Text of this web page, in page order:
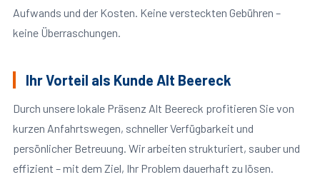
Aufwands und der Kosten. Keine versteckten Gebühren –
keine Überraschungen.
Ihr Vorteil als Kunde Alt Beereck
Durch unsere lokale Präsenz Alt Beereck profitieren Sie von
kurzen Anfahrtswegen, schneller Verfügbarkeit und
persönlicher Betreuung. Wir arbeiten strukturiert, sauber und
effizient – mit dem Ziel, Ihr Problem dauerhaft zu lösen.